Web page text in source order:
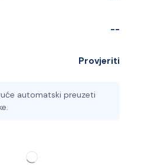
--
Provjeriti
automatski preuzeti